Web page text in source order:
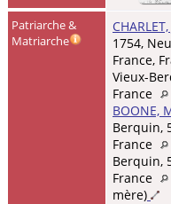
Patriarche &
Matriarche
1754,
France,
Vieux-
France
BOONE,
Berquin,
France
Berquin,
France
mère)